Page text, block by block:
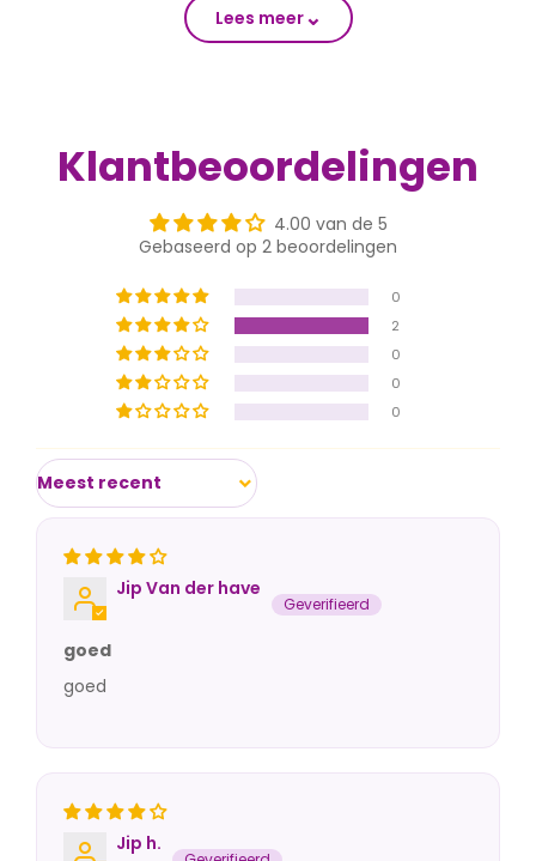
Bovendien is deze pruik voorzien van innovatieve
opzetten nog nooit eerder!
Dit haar kun je stijlen, föhnen en krullen.
De voordelen van deze verstelbare pruik:
Ruimte voor creativiteit:Aangezien het haar 70 cm
lang is, kun je er alle kanten mee op. Laat je creativiteit
de vrije loop en stap iedere dag weer met een andere
look de deur uit. Hoe draag jij je haar het liefst?
Zeer natuurlijke uitstraling
synthetisch haar is, ziet het er zeer natuurlijk uit. Deze
uitstraling is van zo’n hoog niveau dat het amper van
echt haar te onderscheiden is. Is dat niet precies waar
je naar op zoek bent?
Hoge kwaliteit haar:
omstandigheden. Zo kan het zelfs temperaturen tot
wel 150 graden Celsius aan.
Inclusief luchtig haarnetje:Het bijgeleverde
innovatieve haarnetje is open geweven, wat zorgt voor
optimaal draagcomfort van de pruik. Het is namelijk
zeer luchtig, wat voorkomt dat het te warm wordt op je
Lees meer⌄
Klantbeoordelingen
4.00 van de 5
Gebaseerd op 2 beoordelingen
0
2
0
0
0
Sort by
Jip Van der have
goed
goed
Jip h.